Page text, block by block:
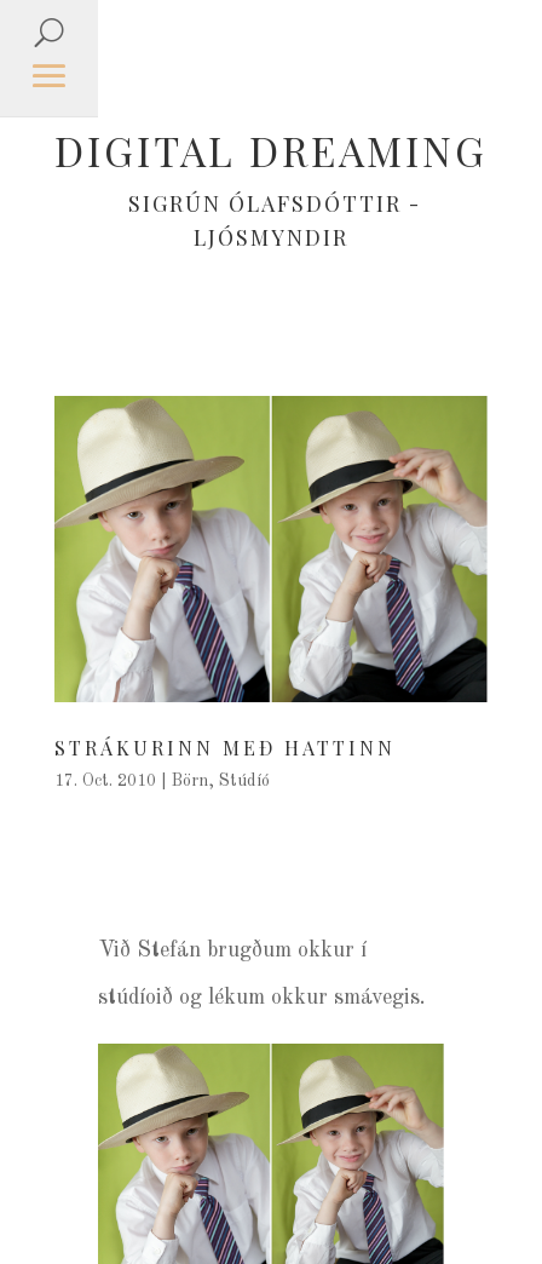
DIGITAL DREAMING
SIGRÚN ÓLAFSDÓTTIR -
LJÓSMYNDIR
STRÁKURINN MEÐ HATTINN
17. Oct. 2010 Börn, Stúdíó
Við Stefán brugðum okkur í
stúdíoið og lékum okkur smávegis.